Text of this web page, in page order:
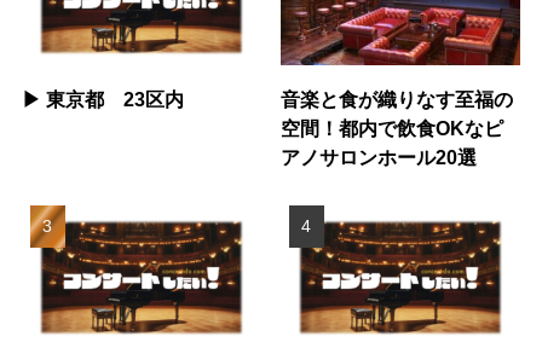
▶︎ 東京都 23区内
音楽と食が織りなす至福の
空間！都内で飲食OKなピ
アノサロンホール20選